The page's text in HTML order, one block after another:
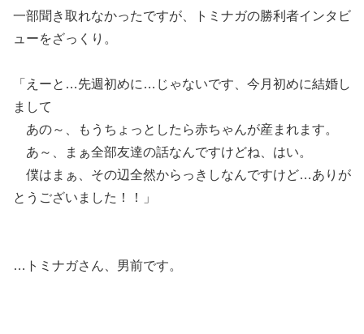
一部聞き取れなかったですが、トミナガの勝利者インタビ
ューをざっくり。
「えーと…先週初めに…じゃないです、今月初めに結婚し
まして
あの～、もうちょっとしたら赤ちゃんが産まれます。
あ～、まぁ全部友達の話なんですけどね、はい。
僕はまぁ、その辺全然からっきしなんですけど…ありが
とうございました！！」
…トミナガさん、男前です。